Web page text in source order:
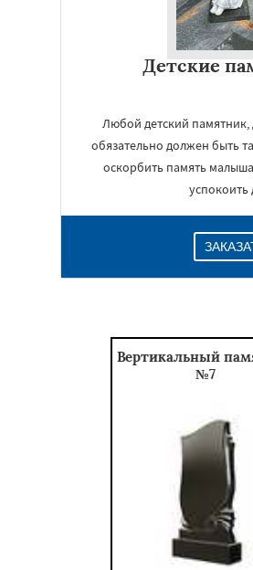
Детские
Любой детский памятник,
обязательно должен быть
оскорбить память
успокоить
Вертикальный
№7